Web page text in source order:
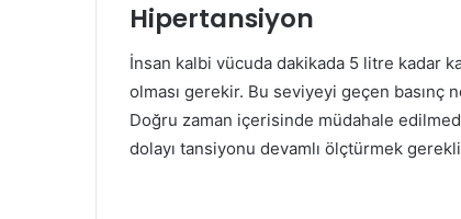
Hipertansiyon
İnsan kalbi vücuda dakikada 5 litre kadar
olması gerekir. Bu seviyeyi geçen
Doğru zaman içerisinde müdahale
dolayı tansiyonu devamlı ölçtürmek